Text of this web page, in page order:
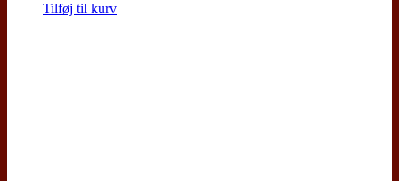
Tilføj til kurv